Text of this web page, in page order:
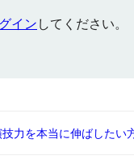
インしてください。
力を本当に伸ばしたい